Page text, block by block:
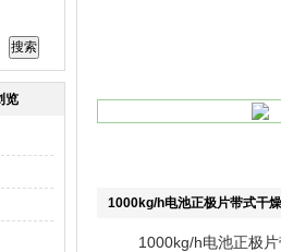
览
1000kg/h电池正极片带式干
1000kg/h电池正极